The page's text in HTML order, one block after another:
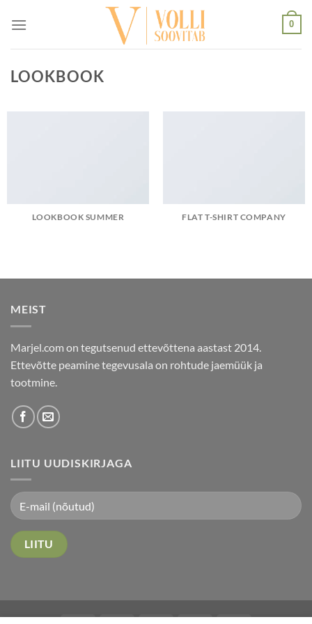
0
LOOKBOOK
LOOKBOOK SUMMER FLAT T-SHIRT COMPANY
MEIST
Marjel.com on tegutsenud ettevõttena aastast 2014.
Ettevõtte peamine tegevusala on rohtude jaemüük ja
tootmine.
LIITU UUDISKIRJAGA